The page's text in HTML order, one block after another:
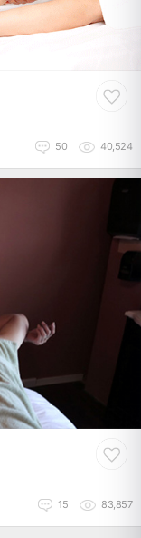
50 40,524
15 83,857